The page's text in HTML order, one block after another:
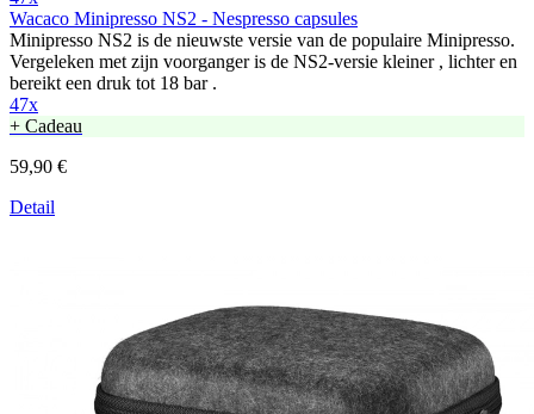
Wacaco Minipresso NS2 - Nespresso capsules
Minipresso NS2 is de nieuwste versie van de populaire Minipresso.
Vergeleken met zijn voorganger is de NS2-versie kleiner , lichter en
bereikt een druk tot 18 bar .
47x
+ Cadeau
59,90 €
Detail